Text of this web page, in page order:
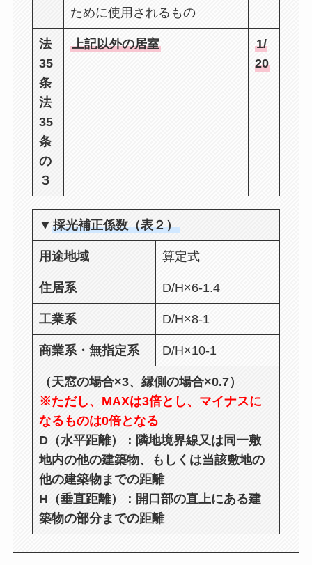
ために使用されるもの
法
35
条
法
35
条
の
３
上記以外の居室
1/
20
▼ 採光補正係数（表２）
用途地域 算定式
住居系 D/H×6-1.4
工業系 D/H×8-1
商業系・無指定系 D/H×10-1
（天窓の場合×3、縁側の場合×0.7）
※ただし、MAXは3倍とし、マイナスに
なるものは0倍となる
D（水平距離）：隣地境界線又は同一敷
地内の他の建築物、もしくは当該敷地の
他の建築物までの距離
H（垂直距離）：開口部の直上にある建
築物の部分までの距離